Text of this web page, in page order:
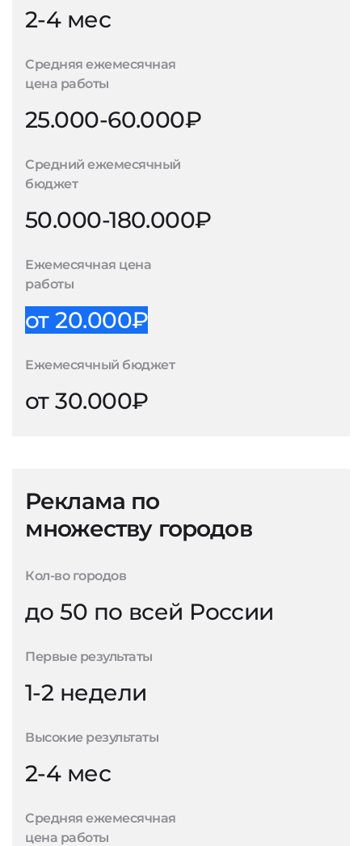
2-4 мес
Средняя ежемесячная
цена работы
25.000-60.000₽
Средний ежемесячный
бюджет
50.000-180.000₽
Ежемесячная цена
работы
от 20.000₽
Ежемесячный бюджет
от 30.000₽
Реклама по
множеству городов
Кол-во городов
до 50 по всей России
Первые результаты
1-2 недели
Высокие результаты
2-4 мес
Средняя ежемесячная
цена работы